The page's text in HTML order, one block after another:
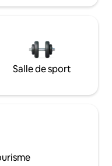
Salle de sport